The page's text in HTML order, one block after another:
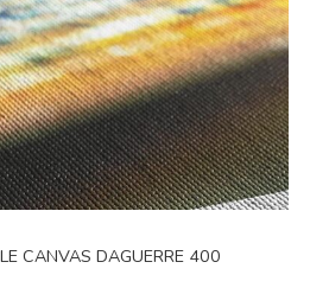
CANVAS DAGUERRE 400